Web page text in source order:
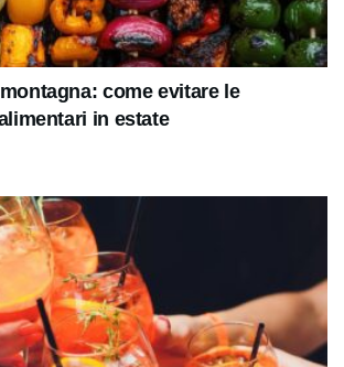
come evitare le
in estate